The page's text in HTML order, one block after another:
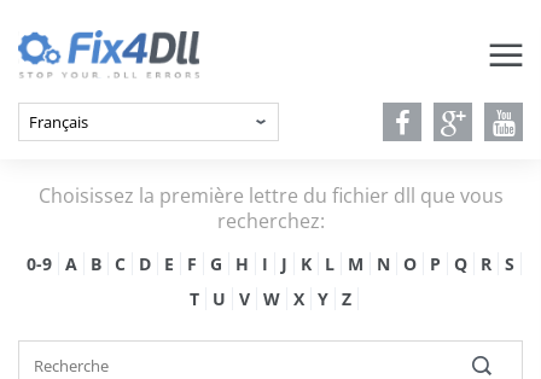
Choisissez la première lettre du fichier dll que vous
recherchez:
0-9 A B C D E F G H I J K L M N O P Q R
S
T
U V W X Y Z